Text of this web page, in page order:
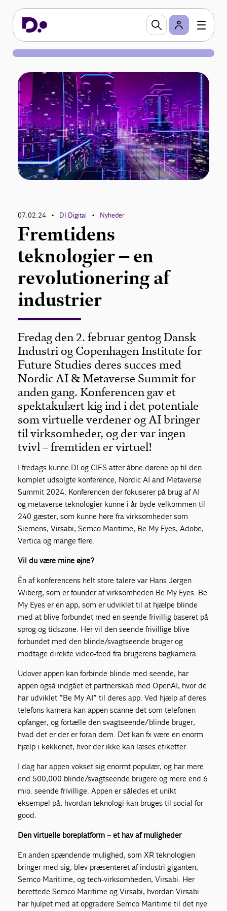
07.02.24 • DI Digital • Nyheder
Fremtidens
teknologier – en
revolutionering af
industrier
Fredag den 2. februar gentog Dansk
Industri og Copenhagen Institute for
Future Studies deres succes med
Nordic AI & Metaverse Summit for
anden gang. Konferencen gav et
spektakulært kig ind i det potentiale
som virtuelle verdener og AI bringer
til virksomheder, og der var ingen
tvivl – fremtiden er virtuel!
I fredags kunne DI og CIFS atter åbne dørene op til den
komplet udsolgte konference, Nordic AI and Metaverse
Summit 2024. Konferencen der fokuserer på brug af AI
og metaverse teknologier kunne i år byde velkommen til
240 gæster, som kunne høre fra virksomheder som
Siemens, Virsabi, Semco Maritime, Be My Eyes, Adobe,
Vertica og mange flere.
Vil du være mine øjne?
Én af konferencens helt store talere var Hans Jørgen
Wiberg, som er founder af virksomheden Be My Eyes. Be
My Eyes er en app, som er udviklet til at hjælpe blinde
med at blive forbundet med en seende frivillig baseret på
sprog og tidszone. Her vil den seende frivillige blive
forbundet med den blinde/svagtseende bruger og
modtage direkte video-feed fra brugerens bagkamera.
Udover appen kan forbinde blinde med seende, har
appen også indgået et partnerskab med OpenAI, hvor de
har udviklet ”Be My AI” til deres app. Ved hjælp af deres
telefons kamera kan appen scanne det som telefonen
opfanger, og fortælle den svagtseende/blinde bruger,
hvad det er der er foran dem. Det kan fx være en enorm
hjælp i køkkenet, hvor der ikke kan læses etiketter.
I dag har appen vokset sig enormt populær, og har mere
end 500,000 blinde/svagtseende brugere og mere end 6
mio. seende frivillige. Appen er således et unikt
eksempel på, hvordan teknologi kan bruges til social for
good.
Den virtuelle boreplatform – et hav af muligheder
En anden spændende mulighed, som XR teknologien
bringer med sig, blev præsenteret af industri giganten,
Semco Maritime, og tech-virksomheden, Virsabi. Her
berettede Semco Maritime og Virsabi, hvordan Virsabi
har hjulpet med at opgradere Semco Maritime til det nye